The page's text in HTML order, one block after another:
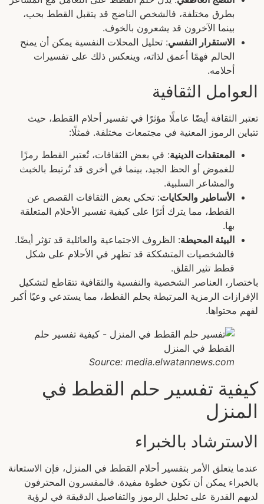
بطرق مختلفة، فالشخص الناضج قد يتقبل القطط بحب،
بينما الآخرون قد يشعرون بالخوف.
الاستقرار النفسي: تحليل المحلات النفسية يمكن أن يمنح
الحالم فهمًا أعمق لذاته، وينعكس ذلك على تفسيرات
أحلامه.
العوامل الثقافية
تعتبر الثقافة أيضًا عاملًا مؤثرًا في تفسير أحلام القطط، حيث
تتباين الرموز المعنية في مجتمعات مختلفة. فمثلًا:
المعتقدات الدينية: في بعض الثقافات، تُعتبر القطط رمزًا
للغموض أو الحظ الجيد، بينما في أخرى قد تُرتبط بالخبث
والمشاعر السلبية.
الأساطير والحكايات: تحكي بعض الثقافات القصص عن
القطط، مما يترك أثرًا على كيفية تفسير الأحلام المتعلقة
بها.
البيئة المحيطة: الظروف الاجتماعية والعائلية قد تؤثر أيضًا.
فالشخصيات المتشككة قد تظهر في الأحلام على شكل
قطط تثير القلق.
باختصار، العناصر الشخصية والنفسية والثقافية تتقاطع لتشكيل
الإفرازات الرمزية المرتبطة بحلم القطط، مما يستدعي وعيًا أكبر
لفهم محتواها.
Source: media.elwatannews.com
كيفية تفسير حلم القطط في
المنزل
الاسترشاد بالخبراء
عندما يتعلق الأمر بتفسير أحلام القطط في المنزل، فإن الاستعانة
بالخبراء يمكن أن تكون خطوة مفيدة. فالمفسرون المحترفون
لديهم القدرة على تحليل الرموز والتفاصيل الدقيقة في لرؤية